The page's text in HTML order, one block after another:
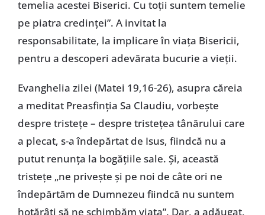
temelia acestei Biserici. Cu toții suntem temelie
pe piatra credinței”. A invitat la
responsabilitate, la implicare în viața Bisericii,
pentru a descoperi adevărata bucurie a vieții.
Evanghelia zilei (Matei 19,16-26), asupra căreia
a meditat Preasfinția Sa Claudiu, vorbește
despre tristețe – despre tristețea tânărului care
a plecat, s-a îndepărtat de Isus, fiindcă nu a
putut renunța la bogățiile sale. Și, această
tristețe „ne privește și pe noi de câte ori ne
îndepărtăm de Dumnezeu fiindcă nu suntem
hotărâți să ne schimbăm viața”. Dar, a adăugat,